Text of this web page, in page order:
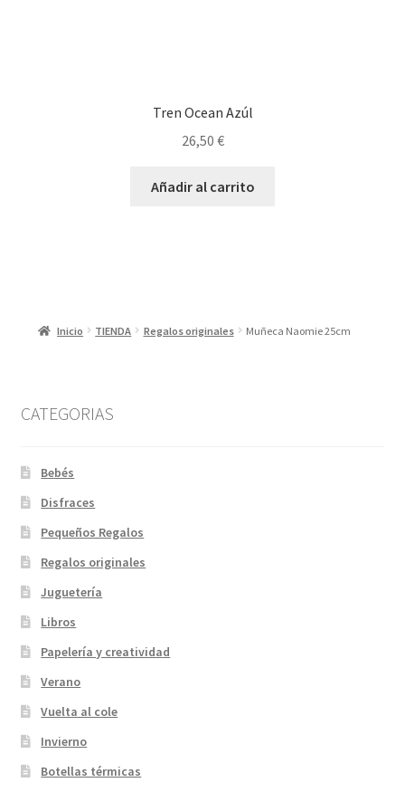
Tren Ocean Azúl
26,50 €
Añadir al carrito
Inicio TIENDA Regalos originales Muñeca Naomie 25cm
CATEGORIAS
Bebés
Disfraces
Pequeños Regalos
Regalos originales
Juguetería
Libros
Papelería y creatividad
Verano
Vuelta al cole
Invierno
Botellas térmicas